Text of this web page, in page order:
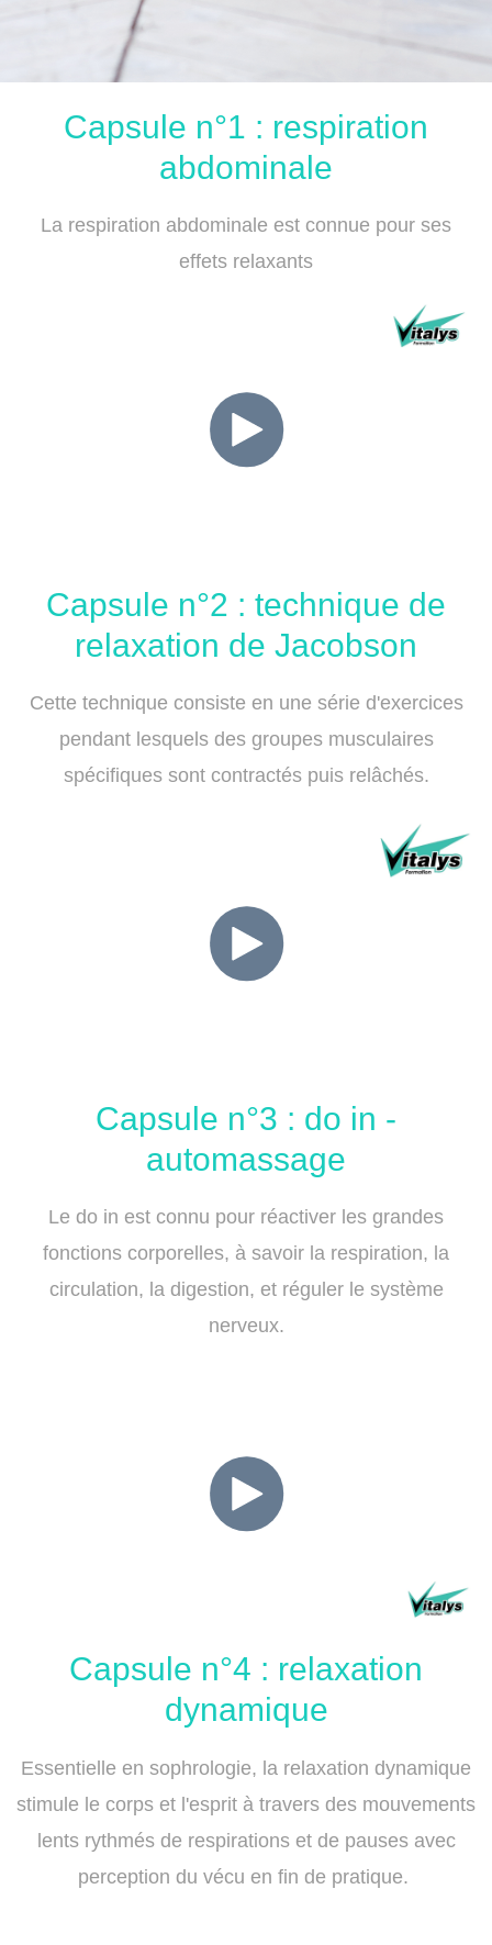
Capsule n°1 : respiration
abdominale
La respiration abdominale est connue pour ses
effets relaxants
Capsule n°2 : technique de
relaxation de Jacobson
Cette technique consiste en une série d'exercices
pendant lesquels des groupes musculaires
spécifiques sont contractés puis relâchés.
Capsule n°3 : do in -
automassage
Le do in est connu pour réactiver les grandes
fonctions corporelles, à savoir la respiration, la
circulation, la digestion, et réguler le système
nerveux.
Capsule n°4 : relaxation
dynamique
Essentielle en sophrologie, la relaxation dynamique
stimule le corps et l'esprit à travers des mouvements
lents rythmés de respirations et de pauses avec
perception du vécu en fin de pratique.